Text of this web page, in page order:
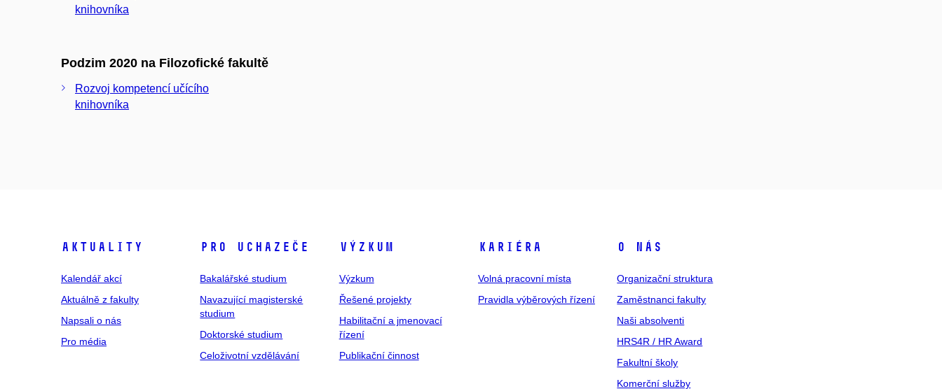
knihovníka
Podzim 2020 na Filozofické fakultě
Rozvoj kompetencí učícího
knihovníka
Aktuality
Kalendář akcí
Aktuálně z fakulty
Napsali o nás
Pro média
Pro uchazeče
Bakalářské studium
Navazující magisterské
studium
Doktorské studium
Celoživotní vzdělávání
Výzkum
Výzkum
Řešené projekty
Habilitační a jmenovací
řízení
Publikační činnost
Kariéra
Volná pracovní místa
Pravidla výběrových řízení
O nás
Organizační struktura
Zaměstnanci fakulty
Naši absolventi
HRS4R / HR Award
Fakultní školy
Komerční služby